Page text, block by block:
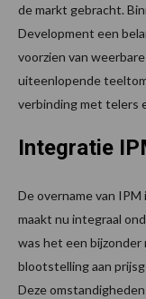
de markt gebracht.
Development een
voorzien van
uiteenlopende
verbinding met telers
Integratie
De overname van
maakt nu integraal
was het een bijzonder
blootstelling aan
Deze